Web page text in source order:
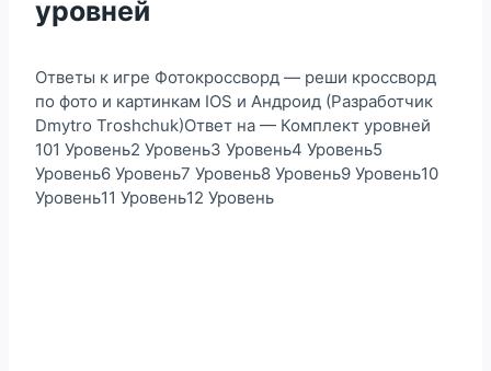
уровней
Ответы к игре Фотокроссворд — реши кроссворд
по фото и картинкам IOS и Андроид (Разработчик
Dmytro Troshchuk)Ответ на — Комплект уровней
101 Уровень2 Уровень3 Уровень4 Уровень5
Уровень6 Уровень7 Уровень8 Уровень9 Уровень10
Уровень11 Уровень12 Уровень